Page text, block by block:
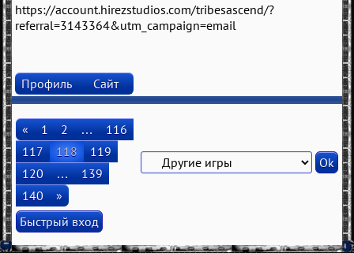
https://account.hirezstudios.com/tribesascend/?
referral=3143364&utm_campaign=email
Профиль Сайт
« 1 2 …
116
117
118
119
120
…
139
140
»